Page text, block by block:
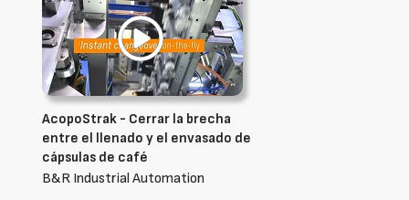
AcopoStrak - Cerrar la brecha
entre el llenado y el envasado de
cápsulas de café
B&R Industrial Automation